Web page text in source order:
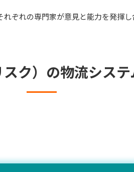
ぞれの専門家が意見と能力を発揮
ク）の物流シス